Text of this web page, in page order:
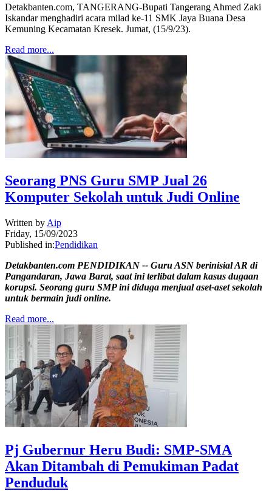
Detakbanten.com, TANGERANG-Bupati Tangerang Ahmed Zaki
Iskandar menghadiri acara milad ke-11 SMK Jaya Buana Desa
Kemuning Kecamatan Kresek. Jumat, (15/9/23).
Read more...
Seorang PNS Guru SMP Jual 26
Komputer Sekolah untuk Judi Online
Written by Aip
Friday, 15/09/2023
Published in:Pendidikan
Detakbanten.com PENDIDIKAN -- Guru ASN berinisial AR di
Pangandaran, Jawa Barat, saat ini terlibat dalam kasus dugaan
korupsi. Seorang guru SMP ini diduga menjual aset-aset sekolah
untuk bermain judi online.
Read more...
Pj Gubernur Heru Budi: SMP-SMA
Akan Ditambah di Pemukiman Padat
Penduduk